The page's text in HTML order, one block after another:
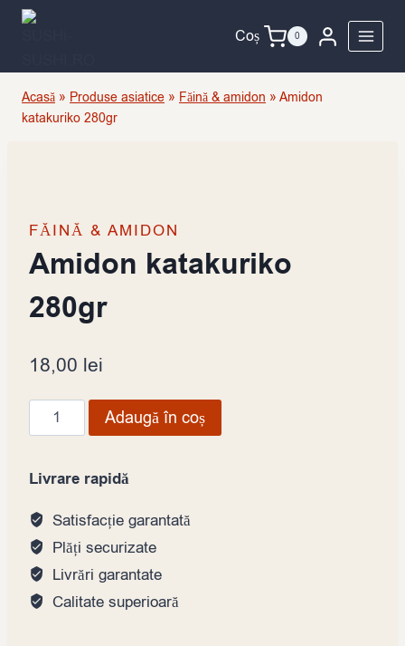
Skip
Coș 0
Acasă » Produse asiatice » Făină & amidon » Amidon
katakuriko 280gr
FĂINĂ & AMIDON
Amidon katakuriko
280gr
18,00 lei
Cantitate
Amidon
280gr
Adaugă în coș
Livrare rapidă
Satisfacție garantată
Plăți securizate
Livrări garantate
Calitate superioară